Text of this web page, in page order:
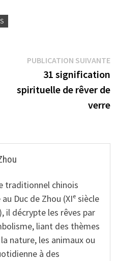
PUBLICATION SUIVANTE
31 signification
spirituelle de rêver de
verre
traditionnel chinois
Duc de Zhou (XIᵉ siècle
il décrypte les rêves par
liant des thèmes
nature, les animaux ou
à des